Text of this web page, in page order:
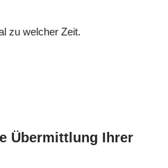
zu welcher Zeit.
Übermittlung Ihrer